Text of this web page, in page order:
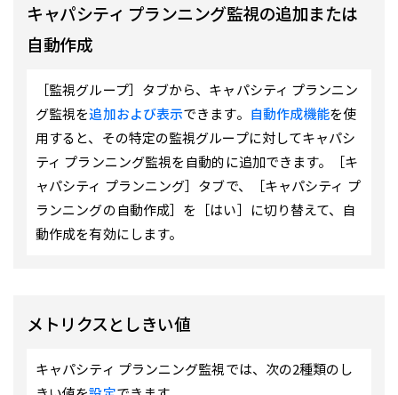
キャパシティ プランニング監視の追加または
自動作成
［監視グループ］タブから、キャパシティ プランニン
グ監視を追加および表示できます。 自動作成機能を使
用すると、その特定の監視グループに対してキャパシ
ティ プランニング監視を自動的に追加できます。［キ
ャパシティ プランニング］タブで、［キャパシティ プ
ランニングの自動作成］を［はい］に切り替えて、自
動作成を有効にします。
メトリクスとしきい値
キャパシティ プランニング監視では、次の2種類のし